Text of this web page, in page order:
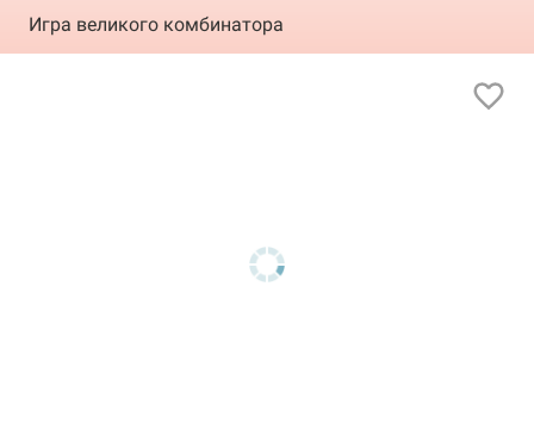
Игра великого комбинатора